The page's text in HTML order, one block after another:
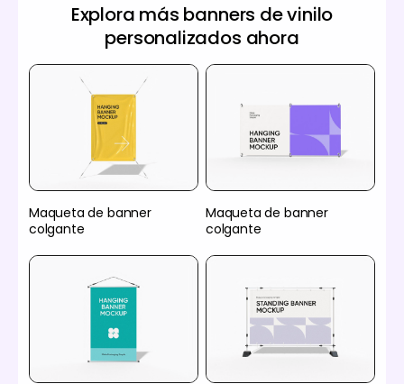
Explora más banners de vinilo
personalizados ahora
Maqueta de banner
colgante
Maqueta de banner
colgante